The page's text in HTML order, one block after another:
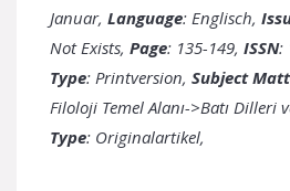
Januar, Language: Englisch,
Not Exists, Page: 135-149, ISSN:
Type: Printversion, Subject
Filoloji Temel Alanı->Batı Dilleri
Type: Originalartikel,